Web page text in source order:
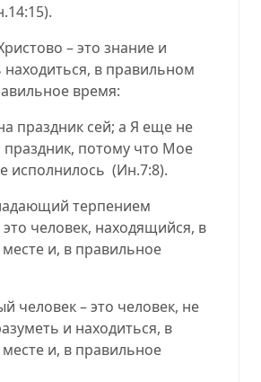
– это знание и
находиться, в правильном
время:
праздник сей; а Я еще не
праздник, потому что Мое
исполнилось (Ин.7:8).
терпением
человек, находящийся, в
и, в правильное
человек – это человек, не
и находиться, в
и, в правильное